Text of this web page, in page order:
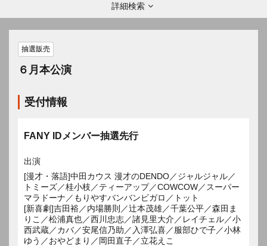
詳細検索
抽選販売
６月本公演
受付情報
FANY IDメンバー抽選先行
出演
[漫才・落語]中田カウス 漫才のDENDO／ジャルジャル／
トミーズ／桂小枝／ティーアップ／COWCOW／スーパー
マラドーナ／もりやすバンバンビガロ／トット
[新喜劇]吉田裕／内場勝則／辻本茂雄／千葉公平／森田ま
りこ／松浦真也／西川忠志／諸見里大介／レイチェル／小
西武蔵／カバ／安尾信乃助／入澤弘喜／服部ひで子／小林
ゆう／おやどまり／岡田直子／立花えこ